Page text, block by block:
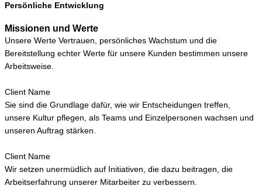
Persönliche Entwicklung
Missionen und Werte
Unsere Werte Vertrauen, persönliches Wachstum und die
Bereitstellung echter Werte für unsere Kunden bestimmen unsere
Arbeitsweise.
Client Name
Sie sind die Grundlage dafür, wie wir Entscheidungen treffen,
unsere Kultur pflegen, als Teams und Einzelpersonen wachsen und
unseren Auftrag stärken.
Client Name
Wir setzen unermüdlich auf Initiativen, die dazu beitragen, die
Arbeitserfahrung unserer Mitarbeiter zu verbessern.